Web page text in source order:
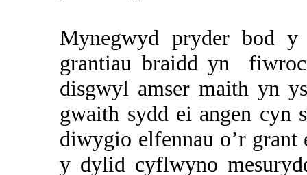
Mynegwyd pryder bod y
grantiau braidd yn
disgwyl amser maith yn
gwaith sydd ei angen cyn
diwygio elfennau o’r
y dylid cyflwyno